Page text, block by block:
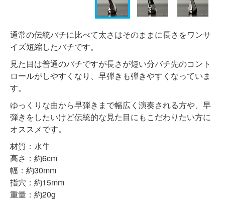
通常の伝統バチに比べて太さはそのままに長さをワンサ
イズ短縮したバチです。
見た目は普通のバチですが長さが短い分バチ先のコント
ロールがしやすくなり、早弾きも弾きやすくなっていま
す。
ゆっくりな曲から早弾きまで幅広く演奏される方や、早
弾きをしたいけど伝統的な見た目にもこだわりたい方に
オススメです。
材質：水牛
高さ：約6cm
幅：約30mm
指穴：約15mm
重量：約20g